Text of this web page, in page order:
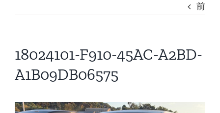
前
18024101-F910-45AC-A2BD-
A1B09DB06575